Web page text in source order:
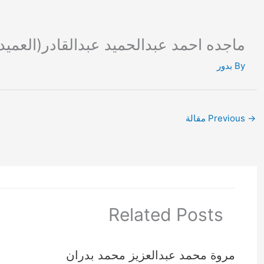
ماجده احمد عبدالحميد
By بدور
→
Related Posts
مروة محمد عبدالعزيز محمد بدران